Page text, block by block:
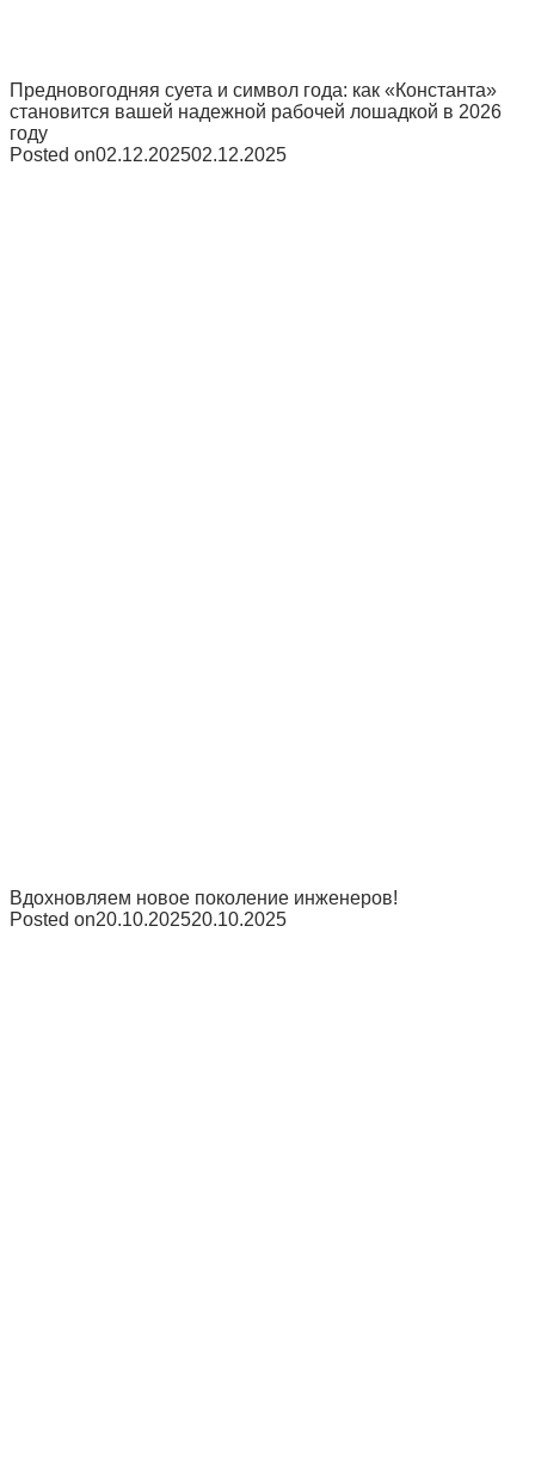
Предновогодняя суета и символ года: как «Константа»
становится вашей надежной рабочей лошадкой в 2026
году
Posted on02.12.202502.12.2025
Вдохновляем новое поколение инженеров!
Posted on20.10.202520.10.2025